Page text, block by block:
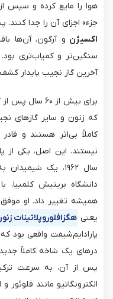
هوا را مایع کرده و سپس
جزء» اجزای آن را جدا کنند.
اکسیژن و آرگون، آن‌ها
سنگین‌تر و کمیاب‌تری
آخرین گاز نجیب پایدار
برای بیش از
که زنون و سایر گازهای
کاملاً بی‌اثر هستند و
نیستند. این اصل، یکی از
سال ۱۹۶۲، یک شیمیدان به نام
دانشگاه بریتیش کلمبیا،
همیشه تغییر داد. او
یعنی هگزافلوروپلاتینات
پارادایم‌شیفت واقعی بود
درهای یک شاخه کاملاً
پس از آن، به سرعت